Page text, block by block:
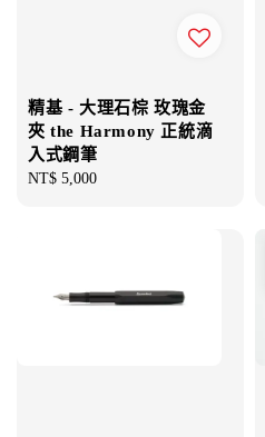
精基 - 大理石棕 玫瑰金
夾 the Harmony 正統滴
入式鋼筆
Regular
NT$ 5,000